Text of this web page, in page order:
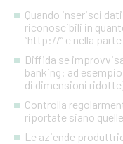
Quando inserisci
riconoscibili in
“http://” e nella
Diffida se
banking: ad
di dimensioni
Controlla
riportate siano
Le aziende